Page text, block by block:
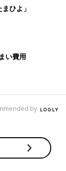
ひよ」
い費用
by